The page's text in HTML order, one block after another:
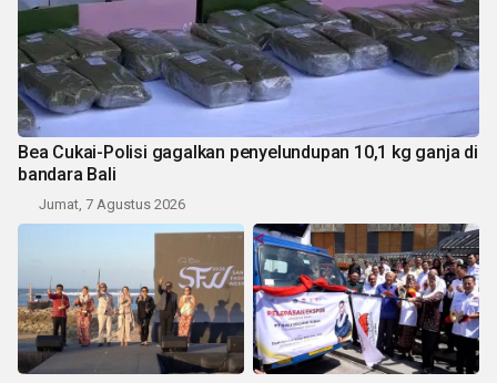
Bea Cukai-Polisi gagalkan penyelundupan 10,1 kg ganja di
bandara Bali
Jumat, 7 Agustus 2026